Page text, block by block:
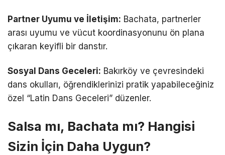
Partner Uyumu ve İletişim: Bachata, partnerler
arası uyumu ve vücut koordinasyonunu ön plana
çıkaran keyifli bir danstır.
Sosyal Dans Geceleri: Bakırköy ve çevresindeki
dans okulları, öğrendiklerinizi pratik yapabileceğiniz
özel “Latin Dans Geceleri” düzenler.
Salsa mı, Bachata mı? Hangisi
Sizin İçin Daha Uygun?